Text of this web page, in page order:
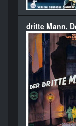
dritte Mann,